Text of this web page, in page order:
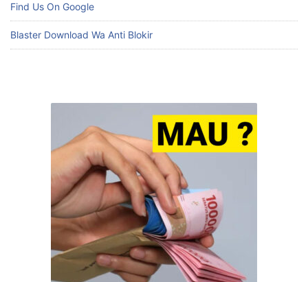
Find Us On Google
Blaster Download Wa Anti Blokir